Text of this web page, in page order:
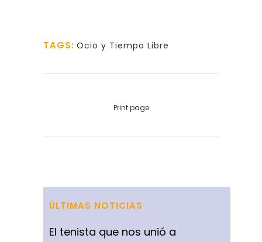
TAGS: Ocio y Tiempo Libre
Print page
ÚLTIMAS NOTICIAS
El tenista que nos unió a